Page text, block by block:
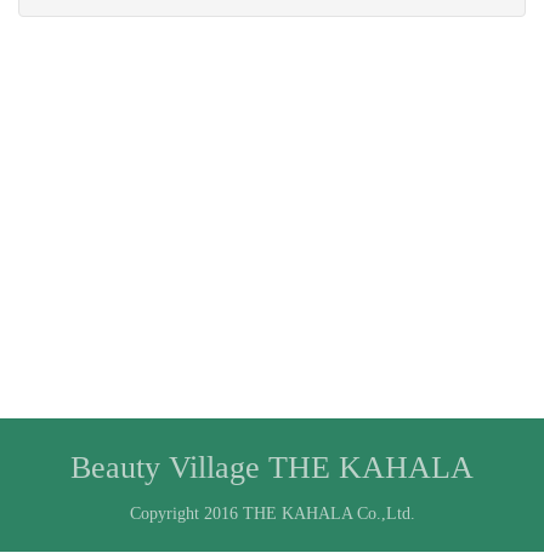
Beauty Village THE KAHALA
Copyright 2016 THE KAHALA Co.,Ltd.